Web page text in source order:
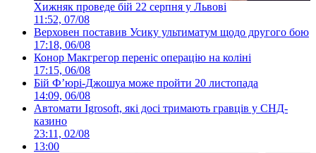
Хижняк проведе бій 22 серпня у Львові
11:52, 07/08
Верховен поставив Усику ультиматум щодо другого бою
17:18, 06/08
Конор Макгрегор переніс операцію на коліні
17:15, 06/08
Бій Ф’юрі-Джошуа може пройти 20 листопада
14:09, 06/08
Автомати Igrosoft, які досі тримають гравців у СНД-
казино
23:11, 02/08
13:00